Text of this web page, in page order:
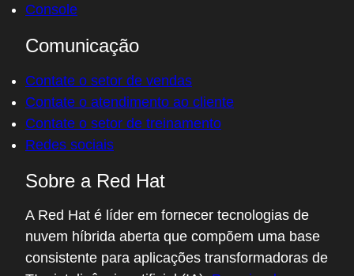
Console
Comunicação
Contate o setor de vendas
Contate o atendimento ao cliente
Contate o setor de treinamento
Redes sociais
Sobre a Red Hat
A Red Hat é líder em fornecer tecnologias de
nuvem híbrida aberta que compõem uma base
consistente para aplicações transformadoras de